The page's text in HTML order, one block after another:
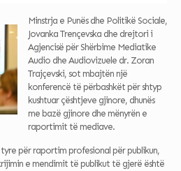
Minstrja e Punës dhe Politikë Sociale,
Jovanka Trençevska dhe drejtori i
Agjencisë për Shërbime Mediatike
Audio dhe Audiovizuele dr. Zoran
Trajçevski, sot mbajtën një
konferencë të përbashkët për shtyp
kushtuar çështjeve gjinore, dhunës
me bazë gjinore dhe mënyrën e
raportimit të mediave.
për raportim profesional për publikun,
e mendimit të publikut të gjerë është